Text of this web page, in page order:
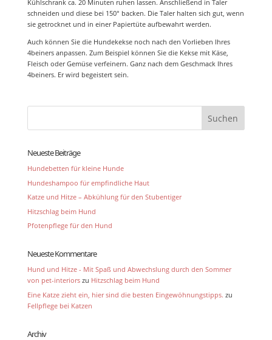
Kühlschrank ca. 20 Minuten ruhen lassen. Anschließend in Taler
schneiden und diese bei 150° backen. Die Taler halten sich gut, wenn
sie getrocknet und in einer Papiertüte aufbewahrt werden.
Auch können Sie die Hundekekse noch nach den Vorlieben Ihres
4beiners anpassen. Zum Beispiel können Sie die Kekse mit Käse,
Fleisch oder Gemüse verfeinern. Ganz nach dem Geschmack Ihres
4beiners. Er wird begeistert sein.
Neueste Beiträge
Hundebetten für kleine Hunde
Hundeshampoo für empfindliche Haut
Katze und Hitze – Abkühlung für den Stubentiger
Hitzschlag beim Hund
Pfotenpflege für den Hund
Neueste Kommentare
Hund und Hitze - Mit Spaß und Abwechslung durch den Sommer
von pet-interiorszu Hitzschlag beim Hund
Eine Katze zieht ein, hier sind die besten Eingewöhnungstipps. zu
Fellpflege bei Katzen
Archiv